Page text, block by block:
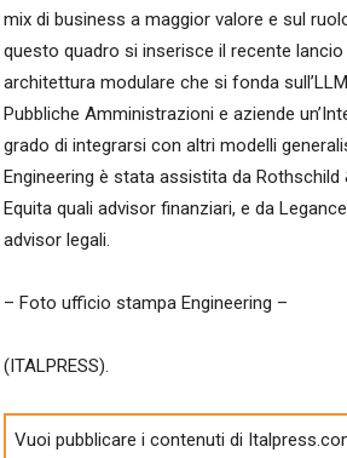
mix di business a maggior valore e sul
questo quadro si inserisce il recente
architettura modulare che si fonda
Pubbliche Amministrazioni e aziende
grado di integrarsi con altri modelli
Engineering è stata assistita da
Equita quali advisor finanziari, e da
advisor legali.
– Foto ufficio stampa Engineering –
(ITALPRESS).
Vuoi pubblicare i contenuti di